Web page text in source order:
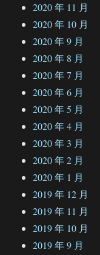
2020 年 11 月
2020 年 10 月
2020 年 9 月
2020 年 8 月
2020 年 7 月
2020 年 6 月
2020 年 5 月
2020 年 4 月
2020 年 3 月
2020 年 2 月
2020 年 1 月
2019 年 12 月
2019 年 11 月
2019 年 10 月
2019 年 9 月